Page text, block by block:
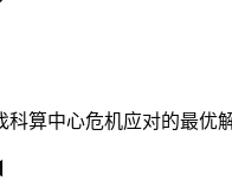
算中心危机应对的最优解